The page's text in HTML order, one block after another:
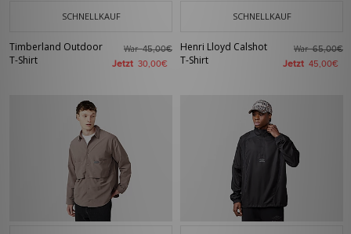
SCHNELLKAUF
Timberland Outdoor
T-Shirt
War45,00€
Jetzt 30,00€
SCHNELLKAUF
Henri Lloyd Calshot
T-Shirt
War65,00€
Jetzt 45,00€